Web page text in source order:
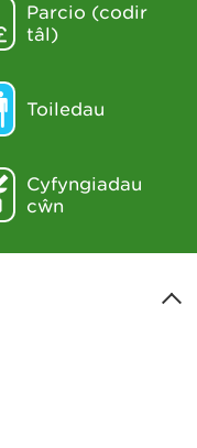
Parcio (codir
tâl)
Toiledau
Cyfyngiadau
cŵn